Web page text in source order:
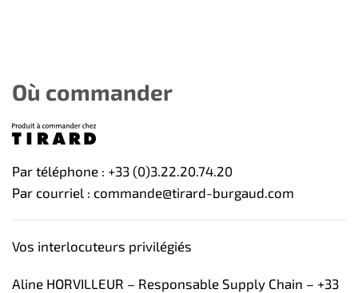
Où commander
Par téléphone : +33 (0)3.22.20.74.20
Par courriel : commande@tirard-burgaud.com
Vos interlocuteurs privilégiés
Aline HORVILLEUR – Responsable Supply Chain – +33